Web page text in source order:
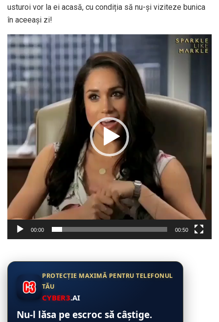
usturoi vor la ei acasă, cu condiția să nu-și viziteze bunica
în aceeași zi!
Player
video
00:00 00:50
PROTECȚIE MAXIMĂ PENTRU TELEFONUL
TĂU
CYBER3.AI
Nu-l lăsa pe escroc să câștige.